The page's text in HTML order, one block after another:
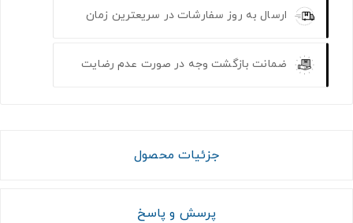
ارسال به روز سفارشات در سریعترین زمان
ضمانت بازگشت وجه در صورت عدم رضایت
جزئیات محصول
پرسش و پاسخ